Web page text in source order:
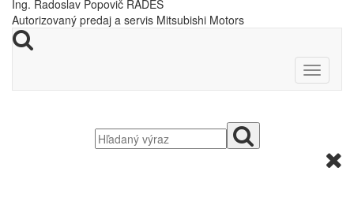
Ing. Radoslav Popovič RADES
Autorizovaný predaj a servis Mitsubishi Motors